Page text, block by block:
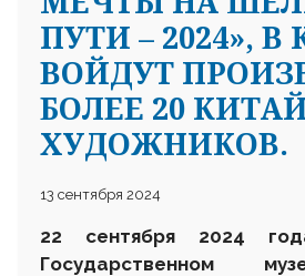
ПУТИ – 2024»,
ВОЙДУТ
БОЛЕЕ 20
ХУДОЖНИКОВ.
13 сентября 2024
22 сентября 2024
Государственном